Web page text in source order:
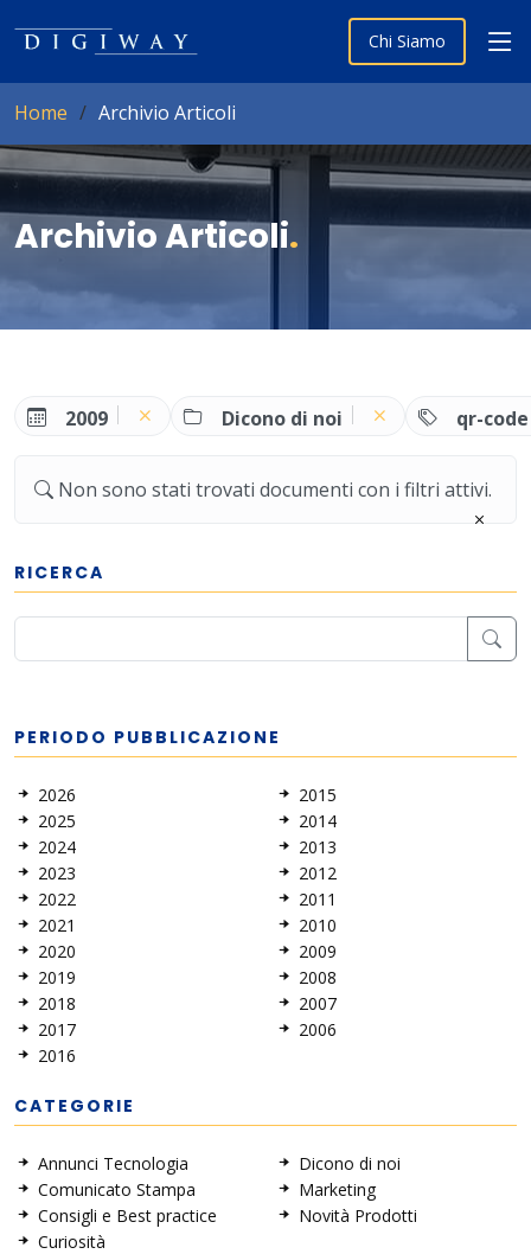
Chi Siamo
Home Archivio Articoli
Archivio Articoli.
2009 Dicono di noi qr-code
Non sono stati trovati documenti con i filtri attivi.
RICERCA
PERIODO PUBBLICAZIONE
2026
2025
2024
2023
2022
2021
2020
2019
2018
2017
2016
2015
2014
2013
2012
2011
2010
2009
2008
2007
2006
CATEGORIE
Annunci Tecnologia
Comunicato Stampa
Consigli e Best practice
Curiosità
Dicono di noi
Marketing
Novità Prodotti